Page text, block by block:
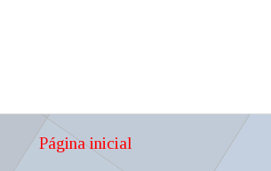
Página inicial